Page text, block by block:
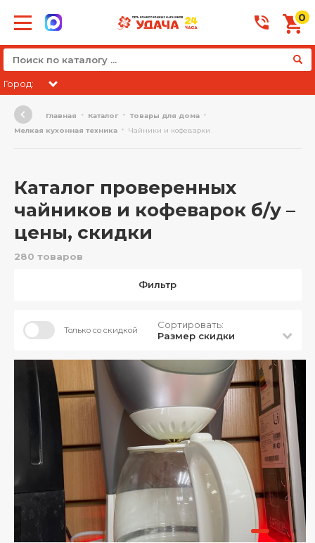
0
Город:
Главная Каталог
Товары для дома
Мелкая кухонная техника
Чайники и кофеварки
Каталог проверенных
чайников и кофеварок б/у –
цены, скидки
280 товаров
Фильтр
Только со скидкой
Сортировать:
Размер скидки